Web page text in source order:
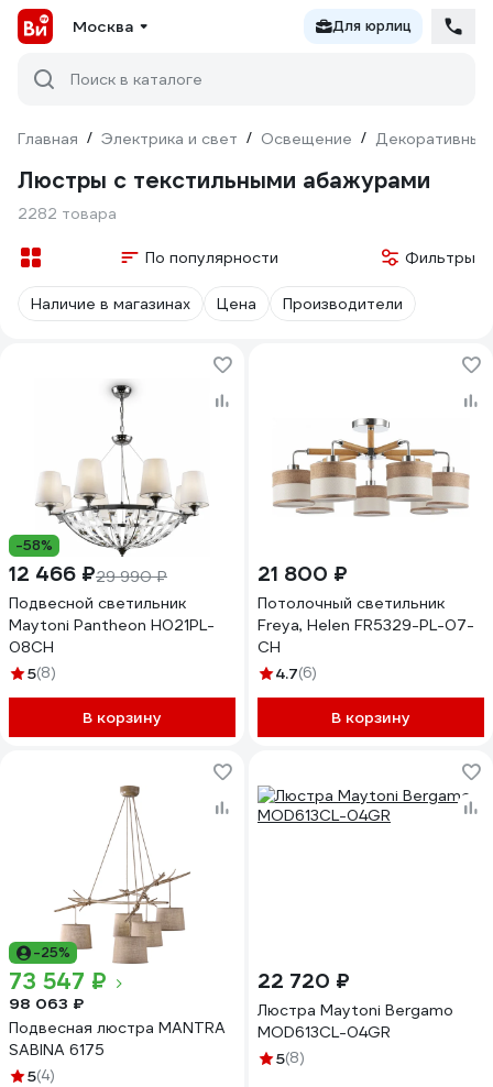
Москва Для юрлиц
Поиск в каталоге
Главная / Электрика и свет / Освещение / Декоративный
Люстры с текстильными абажурами
2282 товара
По популярности Фильтры
Наличие в магазинах Цена Производители
-58%
12 466 ₽29 990 ₽
Подвесной светильник
Maytoni Pantheon H021PL-
08CH
5(8)
В корзину
21 800 ₽
Потолочный светильник
Freya, Helen FR5329-PL-07-
CH
4.7(6)
В корзину
-25%
73 547 ₽
98 063 ₽
Подвесная люстра MANTRA
SABINA 6175
5(4)
22 720 ₽
Люстра Maytoni Bergamo
MOD613CL-04GR
5(8)